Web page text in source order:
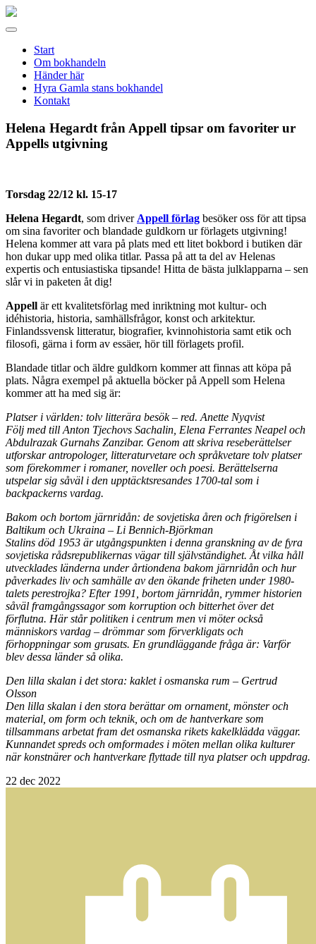
Gamla
Meny
Start
Om bokhandeln
Händer här
Hyra Gamla stans bokhandel
Kontakt
Helena Hegardt från Appell tipsar om favoriter ur
Appells utgivning
Torsdag 22/12 kl. 15-17
Helena Hegardt, som driverAppell förlag besöker oss för att tipsa
om sina favoriter och blandade guldkorn ur förlagets utgivning!
Helena kommer att vara på plats med ett litet bokbord i butiken där
hon dukar upp med olika titlar. Passa på att ta del av Helenas
expertis och entusiastiska tipsande! Hitta de bästa julklapparna – sen
slår vi in paketen åt dig!
Appell är ett kvalitetsförlag med inriktning mot kultur- och
idéhistoria, historia, samhällsfrågor, konst och arkitektur.
Finlandssvensk litteratur, biografier, kvinnohistoria samt etik och
filosofi, gärna i form av essäer, hör till förlagets profil.
Blandade titlar och äldre guldkorn kommer att finnas att köpa på
plats. Några exempel på aktuella böcker på Appell som Helena
kommer att ha med sig är:
Platser i världen: tolv litterära besök – red. Anette Nyqvist
Följ med till Anton Tjechovs Sachalin, Elena Ferrantes Neapel och
Abdulrazak Gurnahs Zanzibar. Genom att skriva reseberättelser
utforskar antropologer, litteraturvetare och språkvetare tolv platser
som förekommer i romaner, noveller och poesi. Berättelserna
utspelar sig såväl i den upptäcktsresandes 1700-tal som i
backpackerns vardag.
Bakom och bortom järnridån: de sovjetiska åren och frigörelsen i
Baltikum och Ukraina – Li Bennich-Björkman
Stalins död 1953 är utgångspunkten i denna granskning av de fyra
sovjetiska rådsrepublikernas vägar till självständighet. Åt vilka håll
utvecklades länderna under årtiondena bakom järnridån och hur
påverkades liv och samhälle av den ökande friheten under 1980-
talets perestrojka? Efter 1991, bortom järnridån, rymmer historien
såväl framgångssagor som korruption och bitterhet över det
förflutna. Här står politiken i centrum men vi möter också
människors vardag – drömmar som förverkligats och
förhoppningar som grusats. En grundläggande fråga är: Varför
blev dessa länder så olika.
Den lilla skalan i det stora: kaklet i osmanska rum – Gertrud
Olsson
Den lilla skalan i den stora berättar om ornament, mönster och
material, om form och teknik, och om de hantverkare som
tillsammans arbetat fram det osmanska rikets kakelklädda väggar.
Kunnandet spreds och omformades i möten mellan olika kulturer
när konstnärer och hantverkare flyttade till nya platser och uppdrag.
22 dec 2022